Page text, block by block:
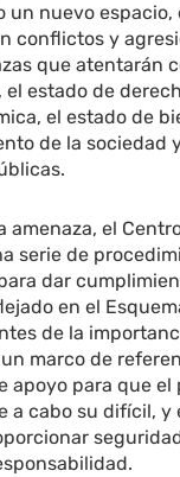
un nuevo espacio,
conflictos y
que atentarán
estado de
el estado de
de la sociedad
amenaza, el
serie de
dar
en el
de la
marco de
apoyo para que el
a cabo su difícil, y